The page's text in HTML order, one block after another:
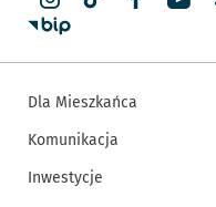
Dla Mieszkańca
Komunikacja
Inwestycje